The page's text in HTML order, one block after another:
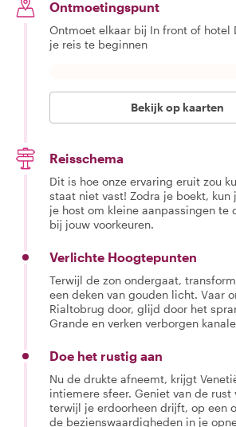
Ontmoetingspunt
Ontmoet elkaar bij In front of hotel
je reis te beginnen
Bekijk op kaarten
Reisschema
Dit is hoe onze ervaring eruit zou
staat niet vast! Zodra je boekt,
je host om kleine aanpassingen te
bij jouw voorkeuren.
Verlichte Hoogtepunten
Terwijl de zon ondergaat,
een deken van gouden licht. Vaar
Rialtobrug door, glijd door het
Grande en verken verborgen
Doe het rustig aan
Nu de drukte afneemt, krijgt
intiemere sfeer. Geniet van de rust
terwijl je erdoorheen drijft, op een
de bezienswaardigheden in je